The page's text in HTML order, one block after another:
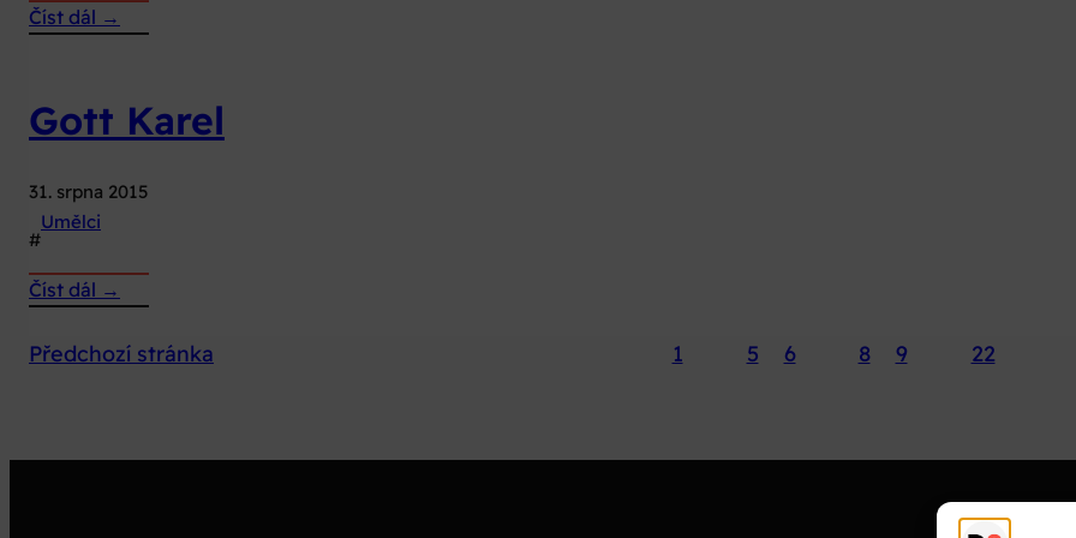
Číst dál →
Gott Karel
31. srpna 2015
#
Umělci
Číst dál →
Karel
Předchozí stránka 1 5 6 8 9 22